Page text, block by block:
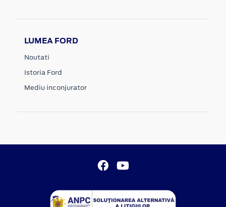
LUMEA FORD
Noutati
Istoria Ford
Mediu inconjurator